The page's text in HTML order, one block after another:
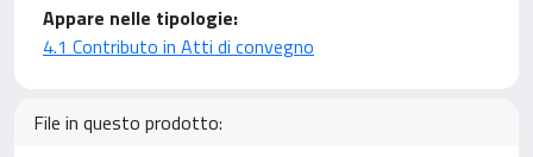
Appare nelle tipologie:
4.1 Contributo in Atti di convegno
File in questo prodotto: